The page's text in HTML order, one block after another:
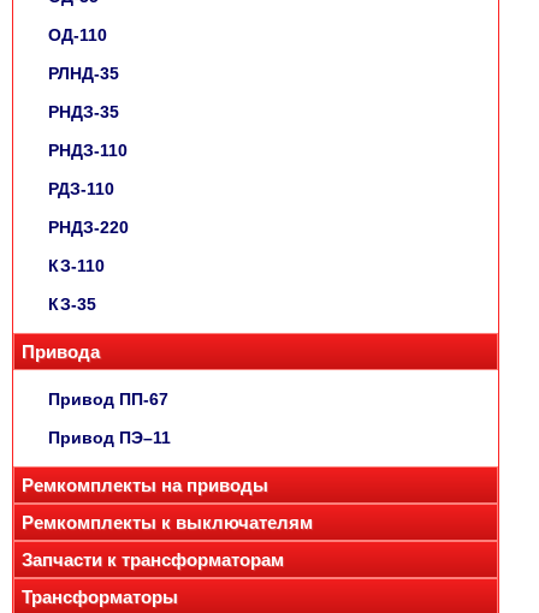
ОД-110
РЛНД-35
РНДЗ-35
РНДЗ-110
РДЗ-110
РНДЗ-220
КЗ-110
КЗ-35
Привода
Привод ПП-67
Привод ПЭ–11
Ремкомплекты на приводы
Ремкомплекты к выключателям
Запчасти к трансформаторам
Трансформаторы